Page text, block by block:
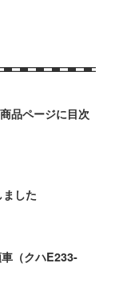
品ページに目次
した
（クハE233-